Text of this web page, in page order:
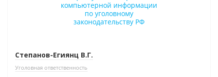
Степанов-Егиянц В.Г.
Уголовная ответственность